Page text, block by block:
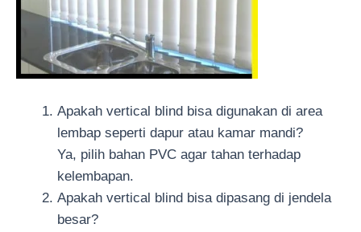
Apakah vertical blind bisa digunakan di area
lembap seperti dapur atau kamar mandi?
Ya, pilih bahan PVC agar tahan terhadap
kelembapan.
Apakah vertical blind bisa dipasang di jendela
besar?